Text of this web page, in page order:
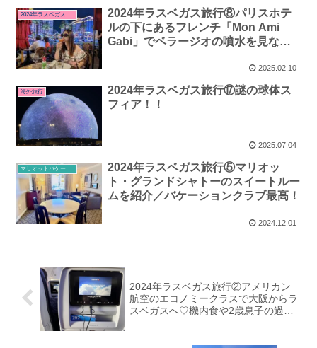
2024年ラスベガス旅行⑧パリスホテ
ルの下にあるフレンチ「Mon Ami
Gabi」でベラージオの噴水を見なが
2025.02.10
海外旅行
2024年ラスベガス旅行⑰謎の球体ス
フィア！！
2025.07.04
マリオットバケーションクラブ
2024年ラスベガス旅行⑤マリオッ
ト・グランドシャトーのスイートルー
ムを紹介／バケーションクラブ最高！
2024.12.01
2024年ラスベガス旅行②アメリカン
航空のエコノミークラスで大阪からラ
スベガスへ♡機内食や2歳息子の過ご